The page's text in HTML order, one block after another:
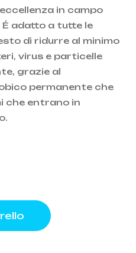
in campo
adatto a tutte le
di ridurre al minimo
virus e particelle
grazie al
permanente che
che entrano in